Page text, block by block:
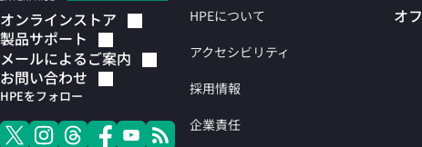
オンラインストア
製品サポート
メールによるご案内
お問い合わせ
HPEをフォロー
HPEについて
アクセシビリティ
採用情報
企業責任
オフ